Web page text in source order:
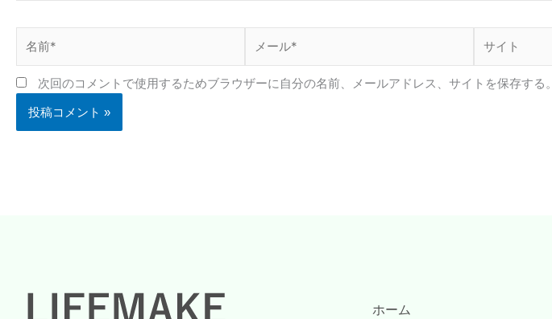
*
ー
*
次回のコメントで使用するためブラウザーに自分の名前、メールアドレス、サイトを保存する。
ホーム